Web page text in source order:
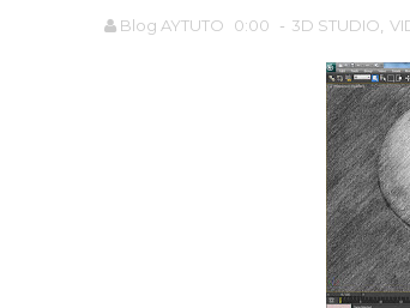
Blog AYTUTO 0:00 - 3D STUDIO